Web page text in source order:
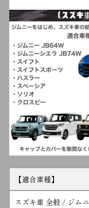
【適合車種】
スズキ車 全般 / ジム